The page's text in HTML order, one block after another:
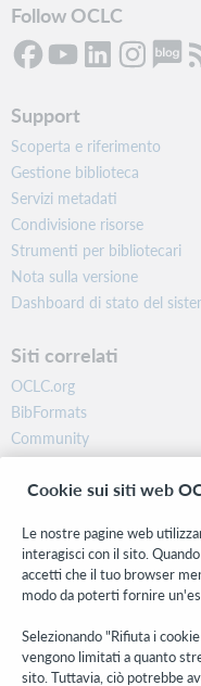
Follow OCLC
Support
Scoperta e riferimento
Gestione biblioteca
Servizi metadati
Condivisione risorse
Strumenti per bibliotecari
Nota sulla versione
Dashboard di stato del
Siti correlati
OCLC.org
BibFormats
Community
Ricerca
WebJunction
Stay in the know.
Ricevi gli ultimi
altro direttamente nella tua
Subscribe now
Cookie sui siti web
Le nostre pagine web
interagisci con il sito.
accetti che il tuo browser
modo da poterti fornire
Selezionando "Rifiuta i
vengono limitati a quanto
sito. Tuttavia, ciò potrebbe